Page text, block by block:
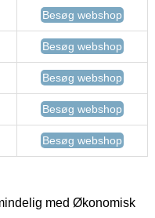
Besøg webshop
Besøg webshop
Besøg webshop
Besøg webshop
Besøg webshop
med Økonomisk